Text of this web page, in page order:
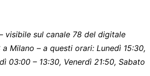
visibile sul canale 78 del digitale
Milano – a questi orari: Lunedì 15:30,
03:00 – 13:30, Venerdì 21:50, Sabato